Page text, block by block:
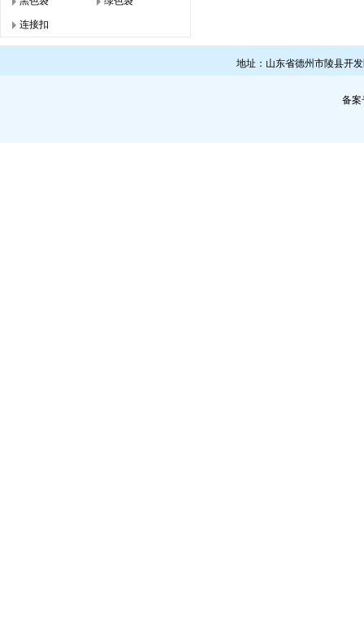
连接扣
地址：山东省德州市陵县开发
备